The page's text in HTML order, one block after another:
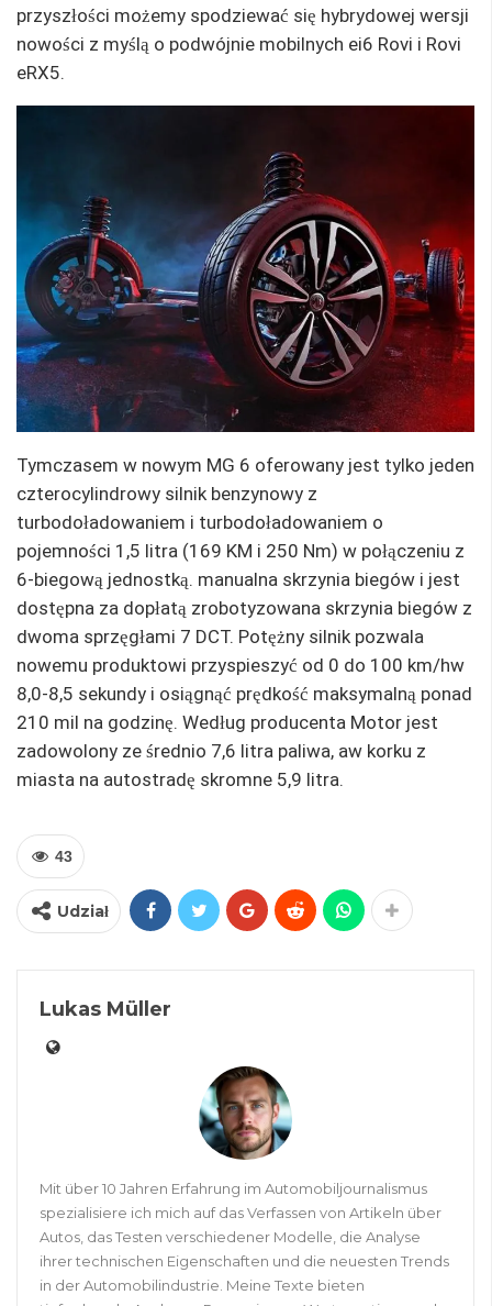
przyszłości możemy spodziewać się hybrydowej wersji
nowości z myślą o podwójnie mobilnych ei6 Rovi i Rovi
eRX5.
Tymczasem w nowym MG 6 oferowany jest tylko jeden
czterocylindrowy silnik benzynowy z
turbodoładowaniem i turbodoładowaniem o
pojemności 1,5 litra (169 KM i 250 Nm) w połączeniu z
6-biegową jednostką. manualna skrzynia biegów i jest
dostępna za dopłatą zrobotyzowana skrzynia biegów z
dwoma sprzęgłami 7 DCT. Potężny silnik pozwala
nowemu produktowi przyspieszyć od 0 do 100 km/hw
8,0-8,5 sekundy i osiągnąć prędkość maksymalną ponad
210 mil na godzinę. Według producenta Motor jest
zadowolony ze średnio 7,6 litra paliwa, aw korku z
miasta na autostradę skromne 5,9 litra.
43
Udział
Lukas Müller
Mit über 10 Jahren Erfahrung im Automobiljournalismus
spezialisiere ich mich auf das Verfassen von Artikeln über
Autos, das Testen verschiedener Modelle, die Analyse
ihrer technischen Eigenschaften und die neuesten Trends
in der Automobilindustrie. Meine Texte bieten